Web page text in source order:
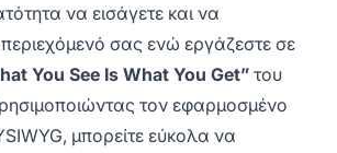
να εισάγετε και να
περιεχόμενό σας ενώ εργάζεστε σε
You See Is What You Get” του
τον εφαρμοσμένο
μπορείτε εύκολα να